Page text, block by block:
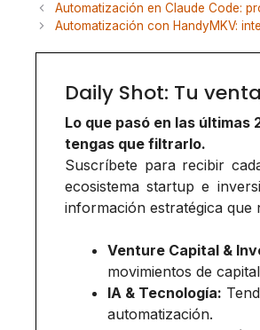
Automatización en Claude Code:
Automatización con HandyMKV:
Daily Shot: Tu
Lo que pasó en las últimas
tengas que filtrarlo.
Suscríbete para recibir
ecosistema startup e
información estratégica que
Venture Capital &
movimientos de
IA & Tecnología:
automatización.